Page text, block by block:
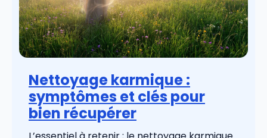
Nettoyage karmique :
symptômes et clés pour
bien récupérer